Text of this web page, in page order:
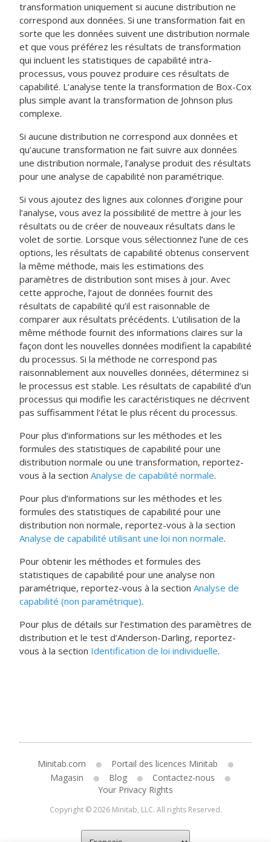
transformation uniquement si aucune distribution ne
correspond aux données. Si une transformation fait en
sorte que les données suivent une distribution normale
et que vous préférez les résultats de transformation
qui incluent les statistiques de capabilité intra-
processus, vous pouvez produire ces résultats de
capabilité. L’analyse tente la transformation de Box-Cox
plus simple avant la transformation de Johnson plus
complexe.
Si aucune distribution ne correspond aux données et
qu’aucune transformation ne fait suivre aux données
une distribution normale, l’analyse produit des résultats
pour une analyse de capabilité non paramétrique.
Si vous ajoutez des lignes aux colonnes d’origine pour
l’analyse, vous avez la possibilité de mettre à jour les
résultats ou de créer de nouveaux résultats dans le
volet de sortie. Lorsque vous sélectionnez l’une de ces
options, les résultats de capabilité obtenus conservent
la même méthode, mais les estimations des
paramètres de distribution sont mises à jour. Avec
cette approche, l’ajout de données fournit des
résultats de capabilité qu’il est raisonnable de
comparer aux résultats précédents. L’utilisation de la
même méthode fournit des informations claires sur la
façon dont les nouvelles données modifient la capabilité
du processus. Si la méthode ne correspond pas
raisonnablement aux nouvelles données, déterminez si
le processus est stable. Les résultats de capabilité d’un
processus qui modifie les caractéristiques ne décrivent
pas suffisamment l’état le plus récent du processus.
Pour plus d’informations sur les méthodes et les
formules des statistiques de capabilité pour une
distribution normale ou une transformation, reportez-
vous à la section Analyse de capabilité normale.
Pour plus d’informations sur les méthodes et les
formules des statistiques de capabilité pour une
distribution non normale, reportez-vous à la section
Analyse de capabilité utilisant une loi non normale.
Pour obtenir les méthodes et formules des
statistiques de capabilité pour une analyse non
paramétrique, reportez-vous à la section Analyse de
capabilité (non paramétrique).
Pour plus de détails sur l’estimation des paramètres de
distribution et le test d’Anderson-Darling, reportez-
vous à la section Identification de loi individuelle.
Minitab.com
Portail des licences Minitab
Magasin
Blog
Contactez-nous
Your Privacy Rights
Copyright © 2026 Minitab, LLC. All rights Reserved.